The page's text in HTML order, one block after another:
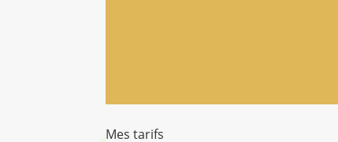
Mes tarifs